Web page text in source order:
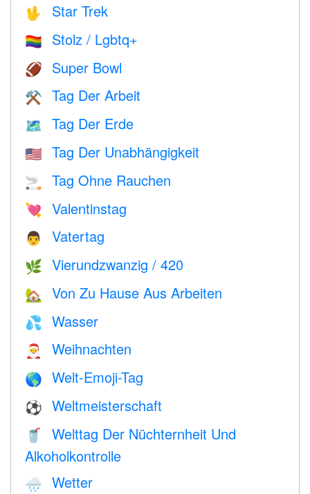
🖖 Star Trek
🏳️‍🌈 Stolz / Lgbtq+
🏈 Super Bowl
⚒️ Tag Der Arbeit
🗺️ Tag Der Erde
🇺🇸 Tag Der Unabhängigkeit
🚬 Tag Ohne Rauchen
💘 Valentinstag
👨 Vatertag
🌿 Vierundzwanzig / 420
🏡 Von Zu Hause Aus Arbeiten
💦 Wasser
🎅 Weihnachten
🌎 Welt-Emoji-Tag
⚽ Weltmeisterschaft
🥤
Welttag Der Nüchternheit Und
Alkoholkontrolle
🌧 Wetter